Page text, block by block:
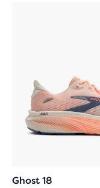
Ghost 18